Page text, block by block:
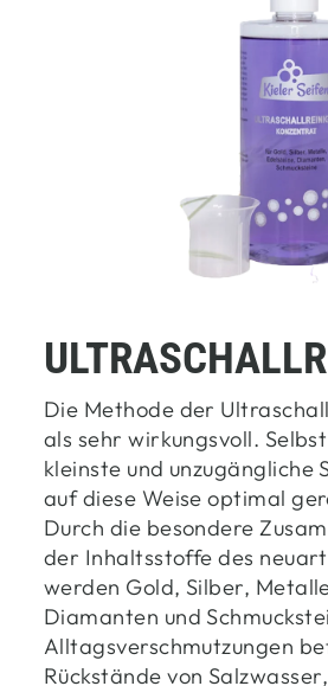
Die Methode der
als sehr wirkungsvoll.
kleinste und unzugängliche
auf diese Weise optimal
Durch die besondere
der Inhaltsstoffe des
werden Gold, Silber,
Diamanten und
Alltagsverschmutzungen
Rückstände von